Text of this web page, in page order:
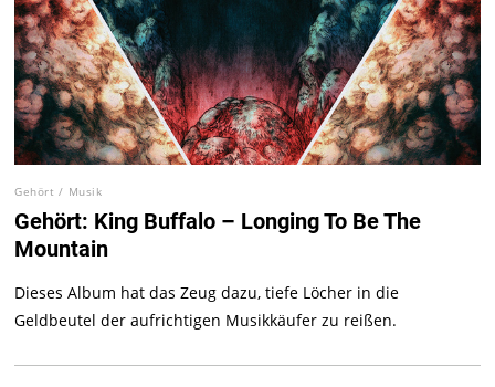
Gehört / Musik
Gehört: King Buffalo – Longing To Be The
Mountain
Dieses Album hat das Zeug dazu, tiefe Löcher in die
Geldbeutel der aufrichtigen Musikkäufer zu reißen.